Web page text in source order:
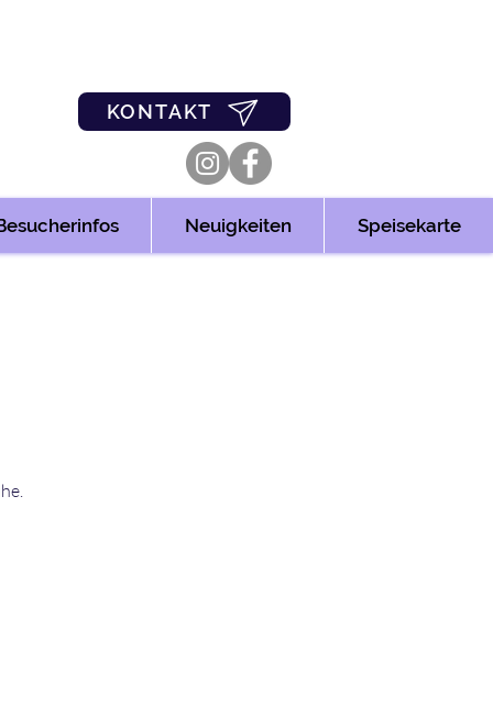
KONTAKT
Neuigkeiten Speisekarte